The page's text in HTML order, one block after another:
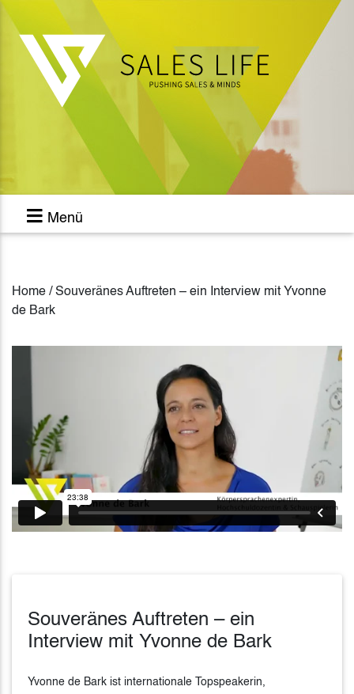
Menü
Home / Souveränes Auftreten – ein Interview mit Yvonne
de Bark
Souveränes Auftreten – ein
Interview mit Yvonne de Bark
Yvonne de Bark ist internationale Topspeakerin,